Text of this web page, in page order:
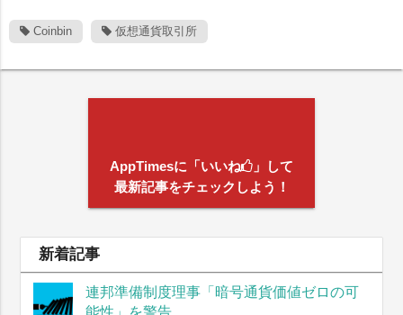
Coinbin 仮想通貨取引所
AppTimesに「いいね
」して
最新記事をチェックしよう！
新着記事
連邦準備制度理事「暗号通貨価値ゼロの可